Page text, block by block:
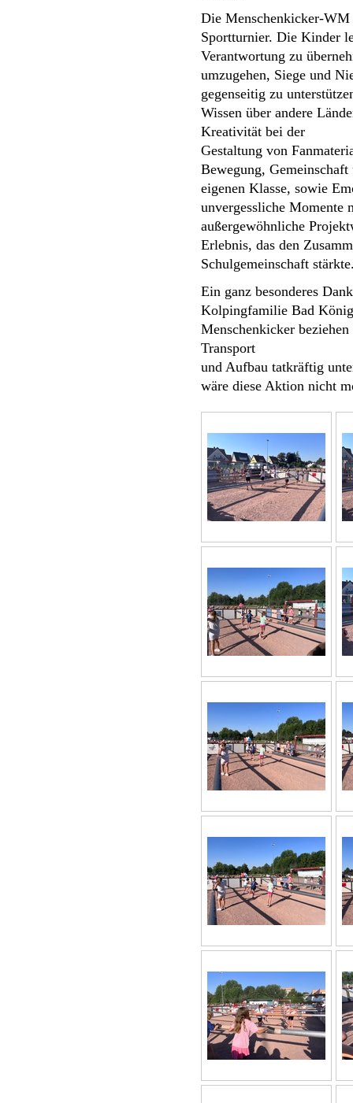
Die Menschenkicker-
Sportturnier. Die Kinder
Verantwortung zu
umzugehen, Siege und
gegenseitig zu
Wissen über andere
Kreativität bei der
Gestaltung von
Bewegung,
eigenen Klasse, sowie
unvergessliche Momente
außergewöhnliche
Erlebnis, das den
Schulgemeinschaft
Ein ganz besonderes
Kolpingfamilie Bad
Menschenkicker
Transport
und Aufbau tatkräftig
wäre diese Aktion nicht